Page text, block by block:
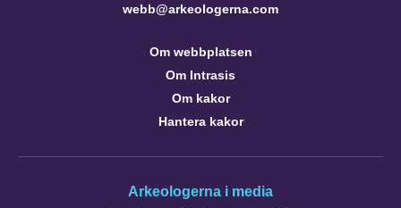
webb@arkeologerna.com
Om webbplatsen
Om Intrasis
Om kakor
Hantera kakor
Arkeologerna i media